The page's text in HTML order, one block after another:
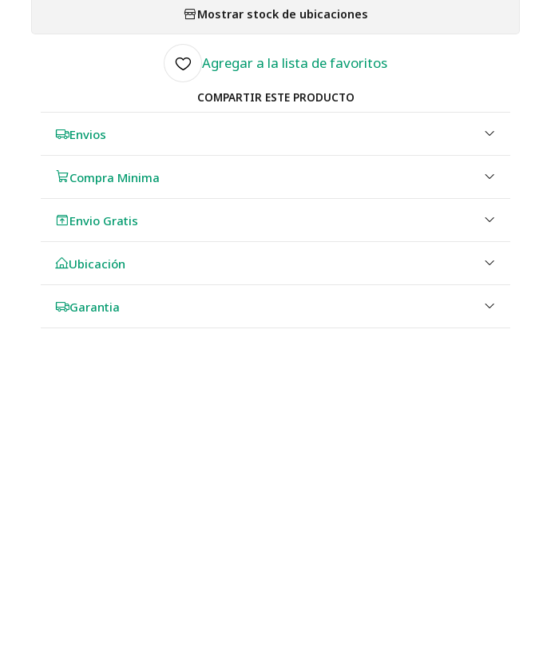
Mostrar stock de ubicaciones
Agregar a la lista de favoritos
COMPARTIR ESTE PRODUCTO
Envios
Compra Minima
Envio Gratis
Ubicación
Garantia